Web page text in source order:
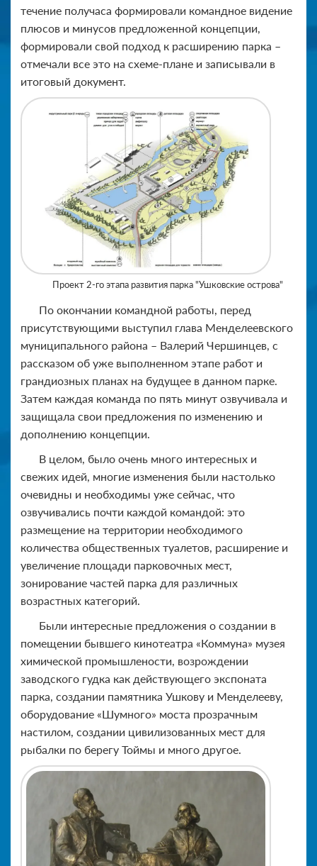
течение получаса формировали командное видение
плюсов и минусов предложенной концепции,
формировали свой подход к расширению парка –
отмечали все это на схеме-плане и записывали в
итоговый документ.
Проект 2-го этапа развития парка "Ушковские острова"
По окончании командной работы, перед
присутствующими выступил глава Менделеевского
муниципального района – Валерий Чершинцев, с
рассказом об уже выполненном этапе работ и
грандиозных планах на будущее в данном парке.
Затем каждая команда по пять минут озвучивала и
защищала свои предложения по изменению и
дополнению концепции.
В целом, было очень много интересных и
свежих идей, многие изменения были настолько
очевидны и необходимы уже сейчас, что
озвучивались почти каждой командой: это
размещение на территории необходимого
количества общественных туалетов, расширение и
увеличение площади парковочных мест,
зонирование частей парка для различных
возрастных категорий.
Были интересные предложения о создании в
помещении бывшего кинотеатра «Коммуна» музея
химической промышлености, возрождении
заводского гудка как действующего экспоната
парка, создании памятника Ушкову и Менделееву,
оборудование «Шумного» моста прозрачным
настилом, создании цивилизованных мест для
рыбалки по берегу Тоймы и много другое.